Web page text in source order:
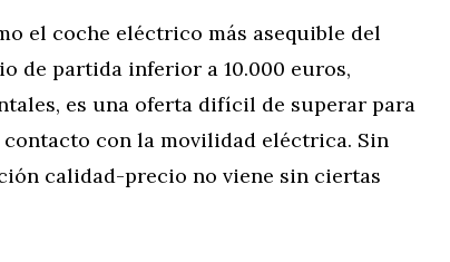
el coche eléctrico más asequible del
de partida inferior a 10.000 euros,
es una oferta difícil de superar para
con la movilidad eléctrica. Sin
calidad-precio no viene sin ciertas